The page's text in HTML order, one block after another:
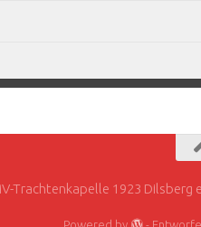
Trachtenkapelle 1923 Dilsberg
Powered by -